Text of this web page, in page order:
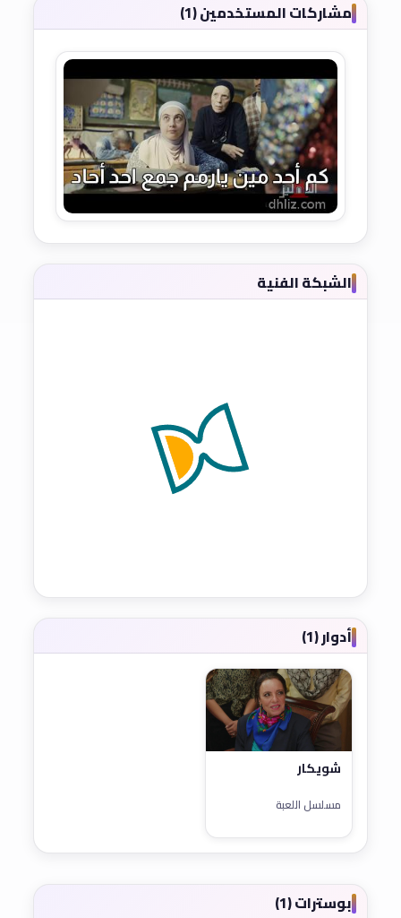
مشاركات المستخدمين (1)
الشبكة الفنية
أدوار (1)
شويكار
مسلسل اللعبة
بوسترات (1)